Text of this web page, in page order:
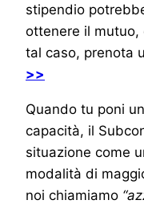
stipendio
ottenere il mutuo,
tal caso, prenota
>>
Quando tu poni
capacità, il
situazione come
modalità di
noi chiamiamo